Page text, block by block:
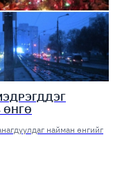
ӨНГӨ
найман өнгийг